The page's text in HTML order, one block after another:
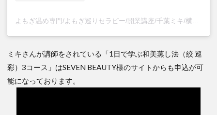
よもぎ温め専門/よもぎ巡りセラピー/開業講座/千葉ミキ/横浜(@mikichiba53)がシェアした投稿
ミキさんが講師をされている「1日で学ぶ和美蒸し法（絞 巡
彩）3コース」はSEVEN BEAUTY様のサイトからも申込が可
能になっております。